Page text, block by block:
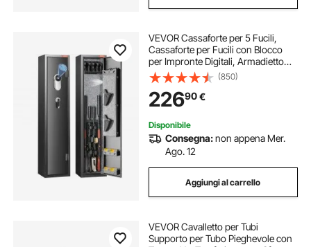
VEVOR Cassaforte per 5 Fucili,
Cassaforte per Fucili con Blocco
per Impronte Digitali, Armadietto
per Fucili Ripiano Rimovibile,
Scatola per Munizioni per Armi
Lunghe per Uso Domestico
(850)
22690€
Disponibile
Consegna:non appena Mer.
Ago. 12
Aggiungi al carrello
VEVOR Cavalletto per Tubi
Supporto per Tubo Pieghevole con